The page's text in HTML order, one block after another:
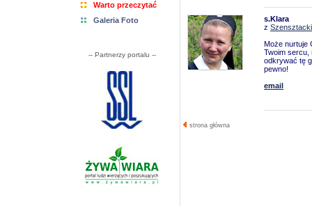
Warto przeczytać
Galeria Foto
-- Partnerzy portalu --
s.Klara
z
Może nurtuje
Twoim sercu,
odkrywać tę
pewno!
email
strona główna